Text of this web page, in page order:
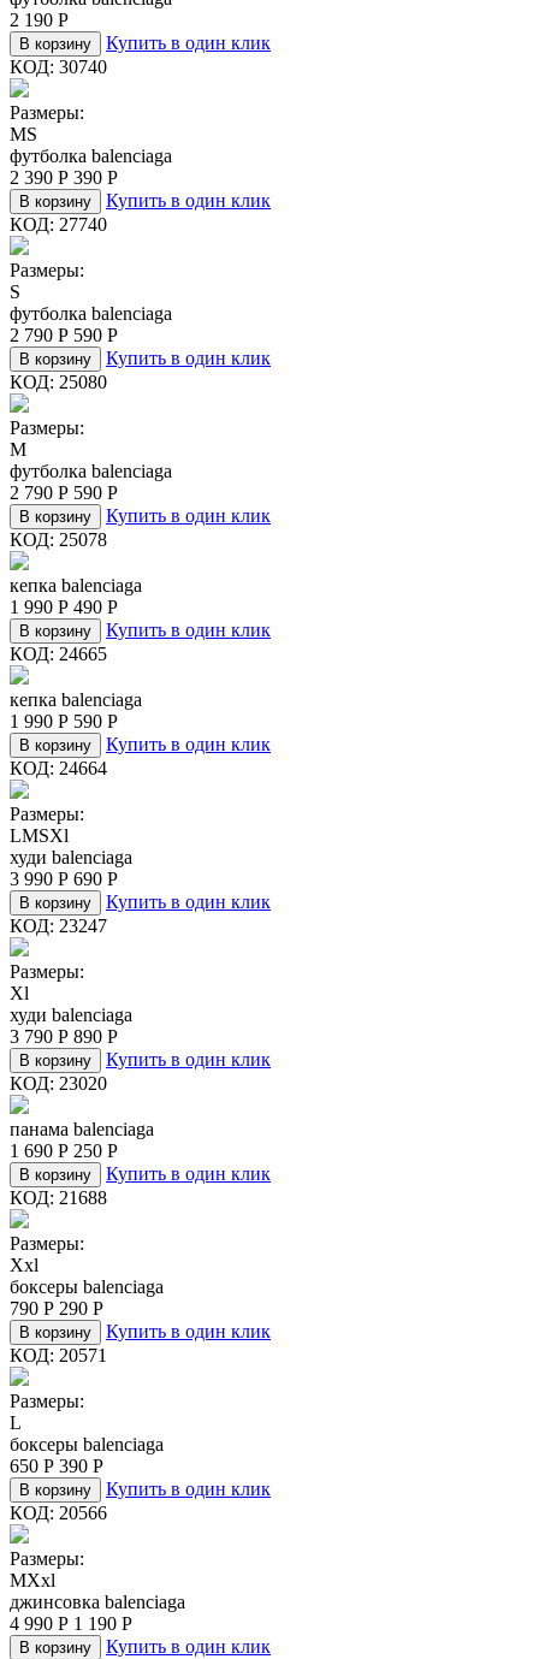
2 190 Р
В корзину
Купить в один клик
КОД: 30740
Размеры:
MS
футболка balenciaga
2 390 Р 390 Р
В корзину
Купить в один клик
КОД: 27740
Размеры:
S
футболка balenciaga
2 790 Р 590 Р
В корзину
Купить в один клик
КОД: 25080
Размеры:
M
футболка balenciaga
2 790 Р 590 Р
В корзину
Купить в один клик
КОД: 25078
кепка balenciaga
1 990 Р 490 Р
В корзину
Купить в один клик
КОД: 24665
кепка balenciaga
1 990 Р 590 Р
В корзину
Купить в один клик
КОД: 24664
Размеры:
LMSXl
худи balenciaga
3 990 Р 690 Р
В корзину
Купить в один клик
КОД: 23247
Размеры:
Xl
худи balenciaga
3 790 Р 890 Р
В корзину
Купить в один клик
КОД: 23020
панама balenciaga
1 690 Р 250 Р
В корзину
Купить в один клик
КОД: 21688
Размеры:
Xxl
боксеры balenciaga
790 Р 290 Р
В корзину
Купить в один клик
КОД: 20571
Размеры:
L
боксеры balenciaga
650 Р 390 Р
В корзину
Купить в один клик
КОД: 20566
Размеры:
MXxl
джинсовка balenciaga
4 990 Р 1 190 Р
В корзину
Купить в один клик